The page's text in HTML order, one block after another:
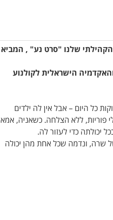
שלנו "סרט נע" , המביא
הישראלית לקולנוע
כל היום – אבל אין לה ילדים
פוריות, ללא הצלחה. כשאניה, אמא
יכולתה כדי לעזור לה.
שרה, ונדמה שכל אחת מהן יכולה